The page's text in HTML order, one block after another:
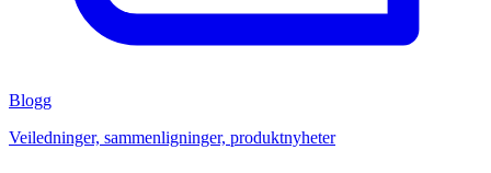
Blogg
Veiledninger, sammenligninger, produktnyheter